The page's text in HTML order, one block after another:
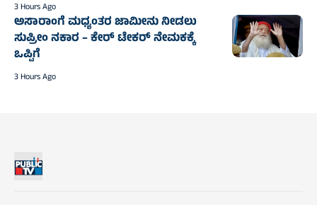
3 Hours Ago
ಅಸಾರಾಂಗೆ ಮಧ್ಯಂತರ ಜಾಮೀನು ನೀಡಲು
ಸುಪ್ರೀಂ ನಕಾರ – ಕೇರ್ ಟೇಕರ್ ನೇಮಕಕ್ಕೆ
ಒಪ್ಪಿಗೆ
3 Hours Ago